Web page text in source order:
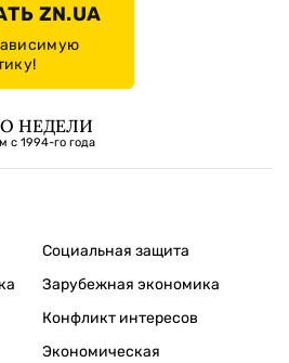
ZN.UA
НЕДЕЛИ
с 1994-го года
Социальная защита
Зарубежная экономика
Конфликт интересов
Экономическая